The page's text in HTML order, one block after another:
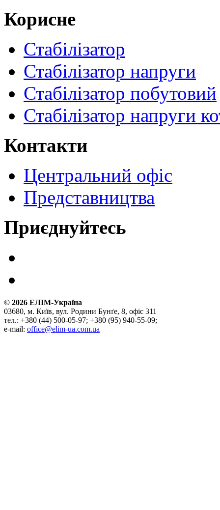
Корисне
Стабілізатор
Стабілізатор напруги
Стабілізатор побутовий
Стабілізатор напруги
Контакти
Центральний офіс
Представництва
Приєднуйтесь
© 2026 ЕЛІМ-Україна
03680, м. Київ, вул. Родини Бунґе, 8, офіс 311
тел.: +380 (44) 500-05-97; +380 (95) 940-55-09;
e-mail: office@elim-ua.com.ua